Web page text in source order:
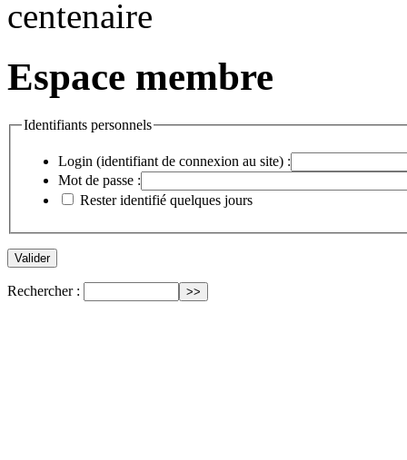
Espace membre
Identifiants personnels
Login (identifiant de connexion au site) :
Mot de passe :
Rester identifié quelques jours
Rechercher :